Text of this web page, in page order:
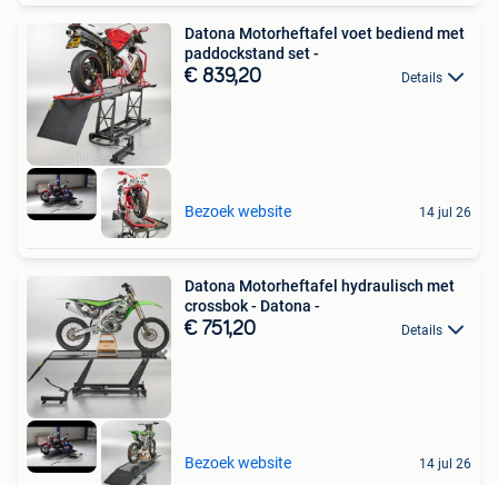
Datona Motorheftafel voet bediend met
paddockstand set -
€ 839,20 Details
Bezoek website 14 jul 26
Datona Motorheftafel hydraulisch met
crossbok - Datona -
€ 751,20 Details
Bezoek website 14 jul 26